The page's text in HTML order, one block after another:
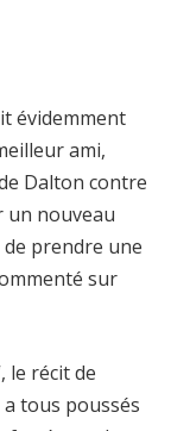
évidemment
ami,
Dalton contre
un nouveau
prendre une
sur
le récit de
tous poussés